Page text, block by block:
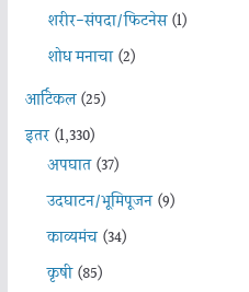
शरीर-संपदा/फिटनेस(1)
शोध मनाचा(2)
आर्टिकल(25)
इतर(1,330)
अपघात(37)
उदघाटन/भूमिपूजन(9)
काव्यमंच(34)
कृषी(85)